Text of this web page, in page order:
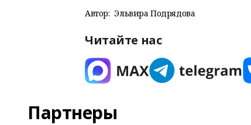
Автор: Эльвира Подрядова
Читайте нас
Партнеры